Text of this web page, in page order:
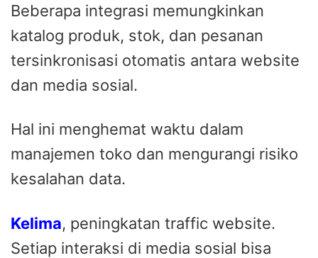
Beberapa integrasi memungkinkan
katalog produk, stok, dan pesanan
tersinkronisasi otomatis antara website
dan media sosial.
Hal ini menghemat waktu dalam
manajemen toko dan mengurangi risiko
kesalahan data.
Kelima, peningkatan traffic website.
Setiap interaksi di media sosial bisa